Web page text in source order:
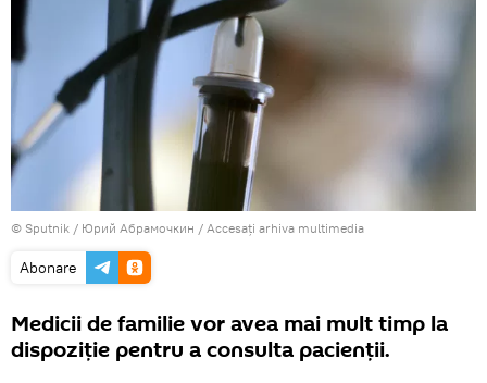
© Sputnik / Юрий Абрамочкин / Accesați arhiva multimedia
Abonare
Medicii de familie vor avea mai mult timp la
dispoziție pentru a consulta pacienții.